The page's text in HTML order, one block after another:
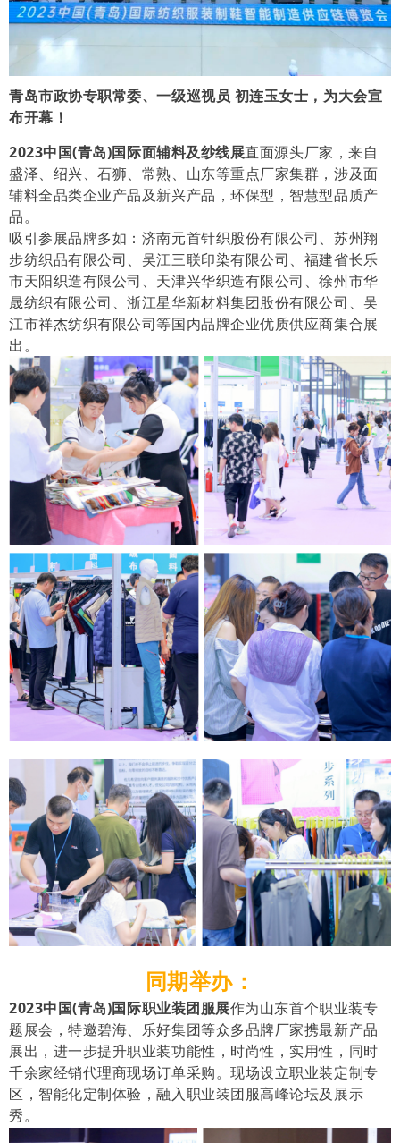
青岛市政协专职常委、一级巡视员 初连玉女士，为大会宣
布开幕！
2023中国(青岛)国际面辅料及纱线展直面源头厂家，来自
盛泽、绍兴、石狮、常熟、山东等重点厂家集群，涉及面
辅料全品类企业产品及新兴产品，环保型，智慧型品质产
品。
吸引参展品牌多如：济南元首针织股份有限公司、苏州翔
步纺织品有限公司、吴江三联印染有限公司、福建省长乐
市天阳织造有限公司、天津兴华织造有限公司、徐州市华
晟纺织有限公司、浙江星华新材料集团股份有限公司、吴
江市祥杰纺织有限公司等国内品牌企业优质供应商集合展
出。
同期举办：
2023中国(青岛)国际职业装团服展作为山东首个职业装专
题展会，特邀碧海、乐好集团等众多品牌厂家携最新产品
展出，进一步提升职业装功能性，时尚性，实用性，同时
千余家经销代理商现场订单采购。现场设立职业装定制专
区，智能化定制体验，融入职业装团服高峰论坛及展示
秀。